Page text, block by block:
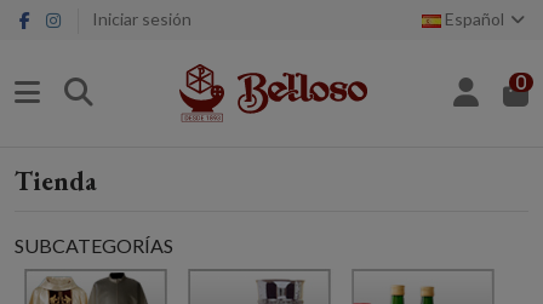
Iniciar sesión Español
0
Tienda
SUBCATEGORÍAS